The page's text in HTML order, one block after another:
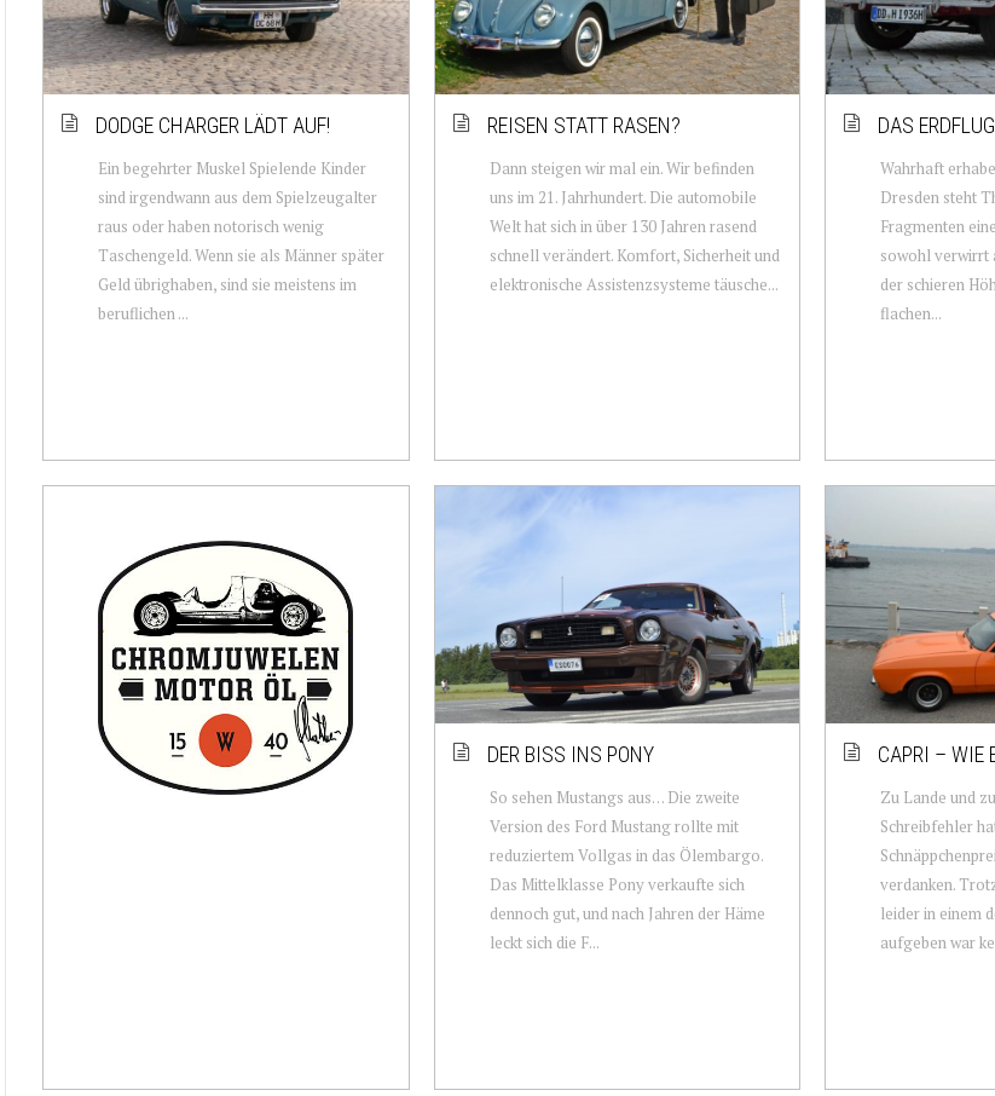
DODGE CHARGER LÄDT AUF!
Ein begehrter Muskel Spielende Kinder
sind irgendwann aus dem Spielzeugalter
raus oder haben notorisch wenig
Taschengeld. Wenn sie als Männer später
Geld übrighaben, sind sie meistens im
beruflichen ...
REISEN STATT RASEN?
Dann steigen wir mal ein. Wir befinden
uns im 21. Jahrhundert. Die automobile
Welt hat sich in über 130 Jahren rasend
schnell verändert. Komfort, Sicherheit und
elektronische Assistenzsysteme täusche...
DAS
Wahrhaft
Dresden steht
Fragmenten
sowohl verwirrt
der schieren
flachen...
DER BISS INS PONY
So sehen Mustangs aus… Die zweite
Version des Ford Mustang rollte mit
reduziertem Vollgas in das Ölembargo.
Das Mittelklasse Pony verkaufte sich
dennoch gut, und nach Jahren der Häme
leckt sich die F...
CAPRI – WIE
Zu Lande und
Schreibfehler
verdanken.
leider in einem
aufgeben war